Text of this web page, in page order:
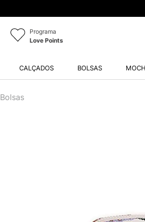
Programa
Love Points
CALÇADOS BOLSAS
Bolsas